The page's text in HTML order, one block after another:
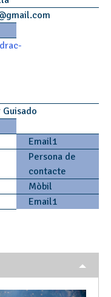
gmail.com
Email1
Persona de
contacte
Mòbil
Email1